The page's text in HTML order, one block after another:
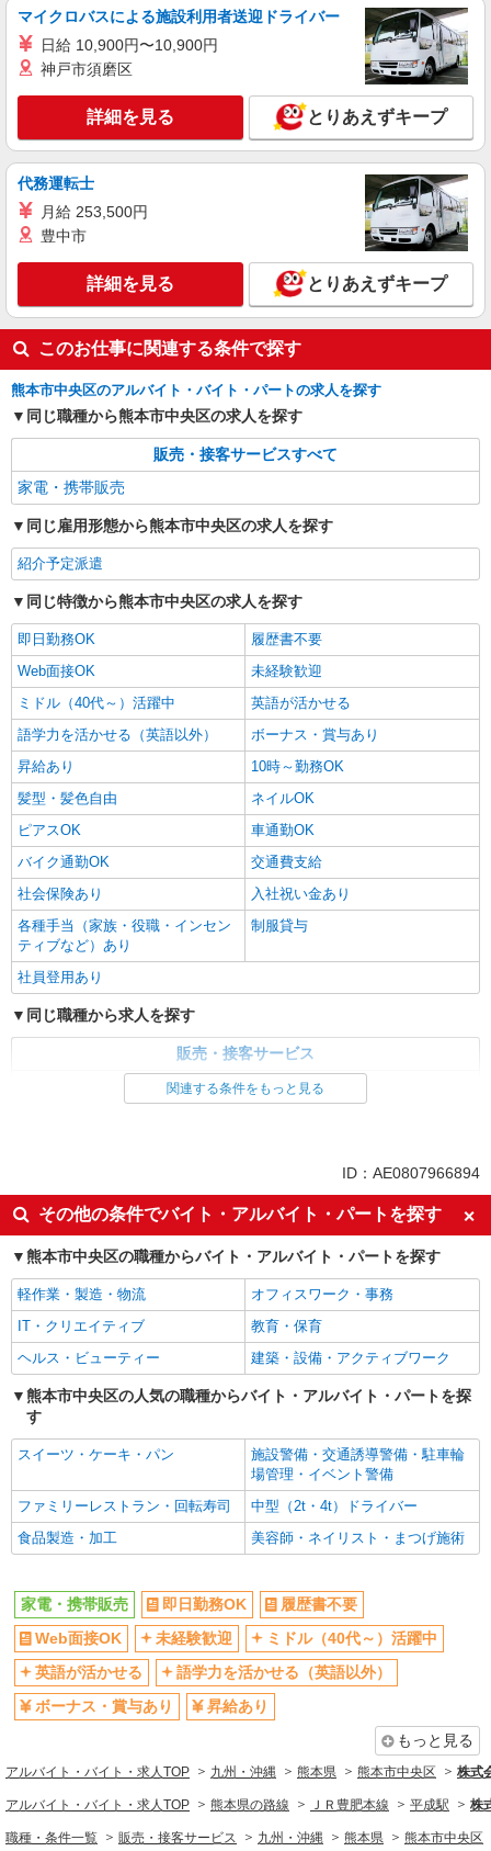
株式会社シエロ
携帯販売スタッフ【au】
月給259200円〜300000円（経験・能力によ
る） ※残業手当別途支給 ※研修期間6か月・時給
1500円〜 ★交通費別途支給（規定あり） ゜
+゜・。○。・゜+゜・。○。・゜+゜ 入社祝い金10
万円支給(規定有) お友達を紹介頂くと, インセンテ
ィブ支給(規定有) ゜・。○。・゜+゜・。○。・゜
熊本県熊本市中央区の家電量販店
キープ 詳細を見る
マイクロバスによる施設利用者送迎ドライバー
日給 10,900円〜10,900円
神戸市須磨区
詳細を見る とりあえずキープ
代務運転士
月給 253,500円
豊中市
詳細を見る とりあえずキープ
このお仕事に関連する条件で探す
熊本市中央区のアルバイト・バイト・パートの求人を探す
同じ職種から熊本市中央区の求人を探す
販売・接客サービスすべて
家電・携帯販売
同じ雇用形態から熊本市中央区の求人を探す
紹介予定派遣
同じ特徴から熊本市中央区の求人を探す
即日勤務OK
履歴書不要
Web面接OK
未経験歓迎
ミドル（40代～）活躍中
英語が活かせる
語学力を活かせる（英語以外）
ボーナス・賞与あり
昇給あり
10時～勤務OK
髪型・髪色自由
ネイルOK
ピアスOK
車通勤OK
バイク通勤OK
交通費支給
社会保険あり
入社祝い金あり
各種手当（家族・役職・インセン
ティブなど）あり
制服貸与
社員登用あり
同じ職種から求人を探す
販売・接客サービス
英語が活かせる
ボーナス・賞与あり
車通勤OK
交通費支給
社会保険あり
社員登用あり
関連する条件をもっと見る
ID：AE0807966894
その他の条件でバイト・アルバイト・パートを探す
熊本市中央区の職種からバイト・アルバイト・パートを探す
軽作業・製造・物流
オフィスワーク・事務
IT・クリエイティブ
教育・保育
ヘルス・ビューティー
建築・設備・アクティブワーク
熊本市中央区の人気の職種からバイト・アルバイト・パートを探
す
スイーツ・ケーキ・パン
施設警備・交通誘導警備・駐車輪
場管理・イベント警備
ファミリーレストラン・回転寿司
中型（2t・4t）ドライバー
食品製造・加工
美容師・ネイリスト・まつげ施術
家電・携帯販売 即日勤務OK
履歴書不要
Web面接OK
未経験歓迎
ミドル（40代～）活躍中
英語が活かせる
語学力を活かせる（英語以外）
ボーナス・賞与あり
昇給あり
もっと見る
アルバイト・バイト・求人TOP 九州・沖縄 熊本県 熊本市中央区 株式
アルバイト・バイト・求人TOP 熊本県の路線 ＪＲ豊肥本線 平成駅 株
職種・条件一覧 販売・接客サービス 九州・沖縄 熊本県 熊本市中央区